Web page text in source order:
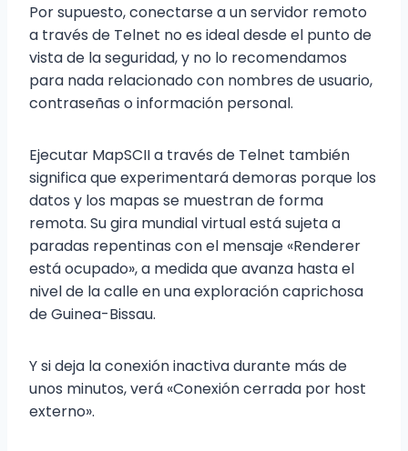
Por supuesto, conectarse a un servidor remoto
a través de Telnet no es ideal desde el punto de
vista de la seguridad, y no lo recomendamos
para nada relacionado con nombres de usuario,
contraseñas o información personal.
Ejecutar MapSCII a través de Telnet también
significa que experimentará demoras porque los
datos y los mapas se muestran de forma
remota. Su gira mundial virtual está sujeta a
paradas repentinas con el mensaje «Renderer
está ocupado», a medida que avanza hasta el
nivel de la calle en una exploración caprichosa
de Guinea-Bissau.
Y si deja la conexión inactiva durante más de
unos minutos, verá «Conexión cerrada por host
externo».